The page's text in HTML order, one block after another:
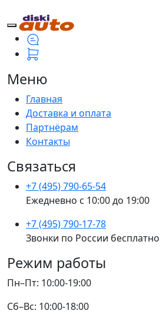
Меню
Главная
Доставка и оплата
Партнёрам
Контакты
Связаться
+7 (495) 790-65-54
Ежедневно с 10:00 до 19:00
+7 (495) 790-17-78
Звонки по России бесплатно
Режим работы
Пн–Пт: 10:00-19:00
Сб–Вс: 10:00-18:00